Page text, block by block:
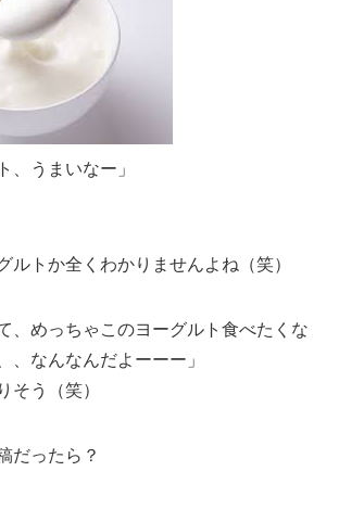
、うまいなー」
ルトか全くわかりませんよね（笑）
、めっちゃこのヨーグルト食べたくな
、なんなんだよーーー」
そう（笑）
だったら？